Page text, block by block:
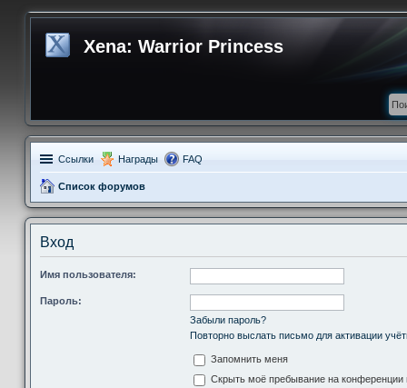
Xena: Warrior Princess
Ссылки Награды FAQ
Список форумов
Вход
Имя пользователя:
Пароль:
Забыли пароль?
Повторно выслать письмо для активации
Запомнить меня
Скрыть моё пребывание на конференции